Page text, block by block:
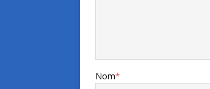
Nom*